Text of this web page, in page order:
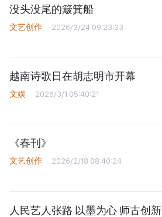
没头没尾的簸箕船
文艺创作 2026/3/24 09:23:33
越南诗歌日在胡志明市开幕
文娱 2026/3/1 05:40:21
《春刊》
文艺创作 2026/2/18 08:40:24
人民艺人张路 以墨为心 师古创新